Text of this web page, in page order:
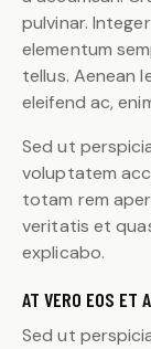
pulvinar.
elementum
tellus. Aenean
eleifend ac,
Sed ut
voluptatem
totam rem
veritatis et
explicabo.
AT VERO EOS ET
Sed ut